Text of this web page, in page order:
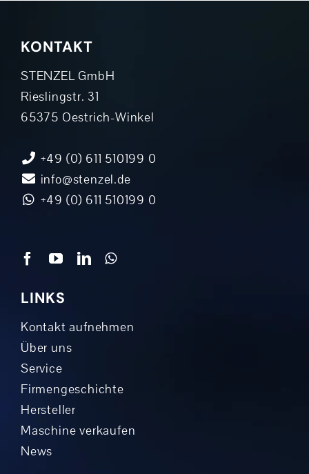
KONTAKT
STENZEL GmbH
Rieslingstr. 31
65375 Oestrich-Winkel
+49 (0) 611 510199 0
info@stenzel.de
+49 (0) 611 510199 0
LINKS
Kontakt aufnehmen
Über uns
Service
Firmengeschichte
Hersteller
Maschine verkaufen
News